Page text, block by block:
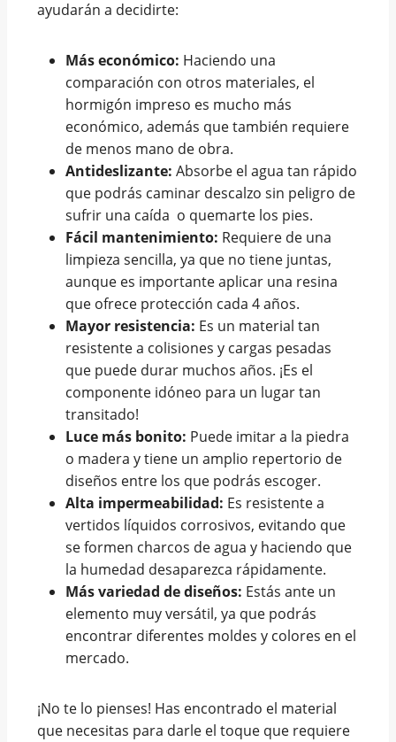
ayudarán a decidirte:
Más económico: Haciendo una
comparación con otros materiales, el
hormigón impreso es mucho más
económico, además que también requiere
de menos mano de obra.
Antideslizante: Absorbe el agua tan rápido
que podrás caminar descalzo sin peligro de
sufrir una caída o quemarte los pies.
Fácil mantenimiento: Requiere de una
limpieza sencilla, ya que no tiene juntas,
aunque es importante aplicar una resina
que ofrece protección cada 4 años.
Mayor resistencia: Es un material tan
resistente a colisiones y cargas pesadas
que puede durar muchos años. ¡Es el
componente idóneo para un lugar tan
transitado!
Luce más bonito: Puede imitar a la piedra
o madera y tiene un amplio repertorio de
diseños entre los que podrás escoger.
Alta impermeabilidad: Es resistente a
vertidos líquidos corrosivos, evitando que
se formen charcos de agua y haciendo que
la humedad desaparezca rápidamente.
Más variedad de diseños: Estás ante un
elemento muy versátil, ya que podrás
encontrar diferentes moldes y colores en el
mercado.
¡No te lo pienses! Has encontrado el material
que necesitas para darle el toque que requiere